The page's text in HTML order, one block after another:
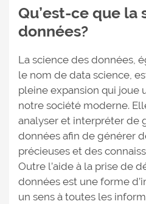
Qu’est-ce que la
données?
La science des données,
le nom de data science,
pleine expansion qui joue
notre société moderne.
analyser et interpréter de
données afin de générer
précieuses et des
Outre l’aide à la prise de
données est une forme
un sens à toutes les